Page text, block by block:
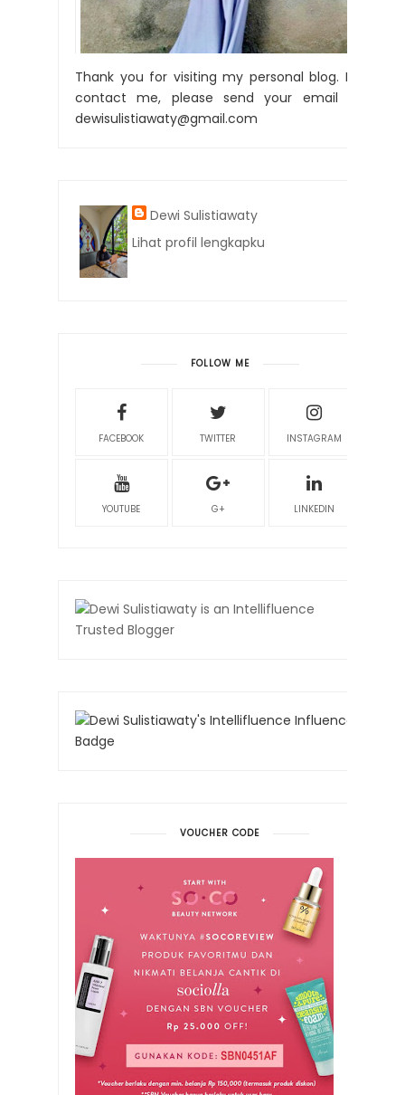
Thank you for visiting my personal blog. For
contact me, please send your email to:
dewisulistiawaty@gmail.com
Dewi Sulistiawaty
Lihat profil lengkapku
FOLLOW ME
FACEBOOK TWITTER INSTAGRAM
YOUTUBE G+ LINKEDIN
VOUCHER CODE